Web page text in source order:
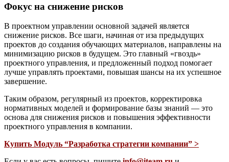
Фокус на снижение рисков
В проектном управлении основной задачей является
снижение рисков. Все шаги, начиная от иза предыдущих
проектов до создания обучающих материалов, направлены на
минимизацию рисков в будущем. Это главный «гвоздь»
проектного управления, и предложенный подход помогает
лучше управлять проектами, повышая шансы на их успешное
завершение.
Таким образом, регулярный из проектов, корректировка
нормативных моделей и формирование базы знаний — это
основа для снижения рисков и повышения эффективности
проектного управления в компании.
Купить Модуль “Разработка стратегии компании” >